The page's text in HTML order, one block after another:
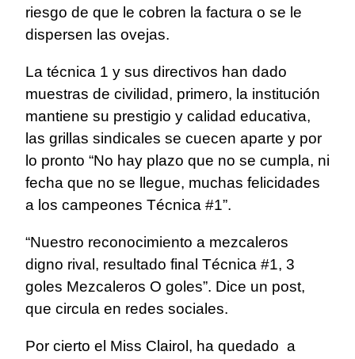
riesgo de que le cobren la factura o se le
dispersen las ovejas.
La técnica 1 y sus directivos han dado
muestras de civilidad, primero, la institución
mantiene su prestigio y calidad educativa,
las grillas sindicales se cuecen aparte y por
lo pronto “No hay plazo que no se cumpla, ni
fecha que no se llegue, muchas felicidades
a los campeones Técnica #1”.
“Nuestro reconocimiento a mezcaleros
digno rival, resultado final Técnica #1, 3
goles Mezcaleros O goles”. Dice un post,
que circula en redes sociales.
Por cierto el Miss Clairol, ha quedado a